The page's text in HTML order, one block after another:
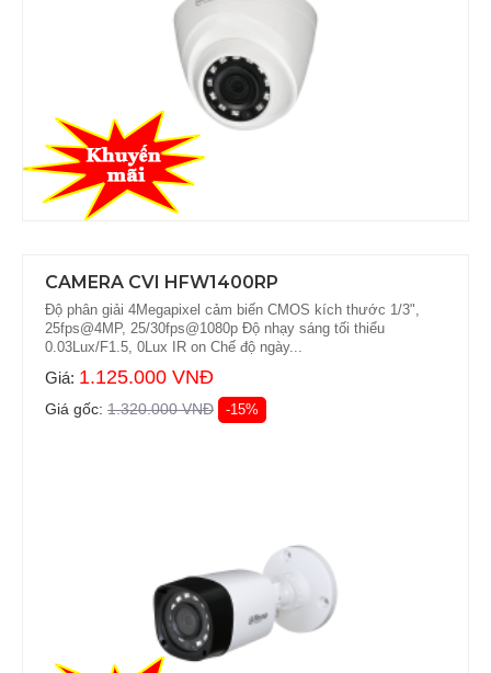
CAMERA CVI HFW1400RP
Độ phân giải 4Megapixel cảm biến CMOS kích thước 1/3",
25fps@4MP, 25/30fps@1080p Độ nhạy sáng tối thiểu
0.03Lux/F1.5, 0Lux IR on Chế độ ngày...
Giá: 1.125.000 VNĐ
Giá gốc: 1.320.000 VNĐ -15%